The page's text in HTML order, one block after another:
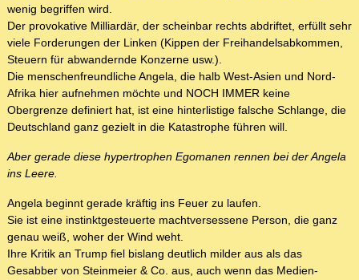
wenig begriffen wird.
Der provokative Milliardär, der scheinbar rechts abdriftet, erfüllt sehr
viele Forderungen der Linken (Kippen der Freihandelsabkommen,
Steuern für abwandernde Konzerne usw.).
Die menschenfreundliche Angela, die halb West-Asien und Nord-
Afrika hier aufnehmen möchte und NOCH IMMER keine
Obergrenze definiert hat, ist eine hinterlistige falsche Schlange, die
Deutschland ganz gezielt in die Katastrophe führen will.
Aber gerade diese hypertrophen Egomanen rennen bei der Angela
ins Leere.
Angela beginnt gerade kräftig ins Feuer zu laufen.
Sie ist eine instinktgesteuerte machtversessene Person, die ganz
genau weiß, woher der Wind weht.
Ihre Kritik an Trump fiel bislang deutlich milder aus als das
Gesabber von Steinmeier & Co. aus, auch wenn das Medien-